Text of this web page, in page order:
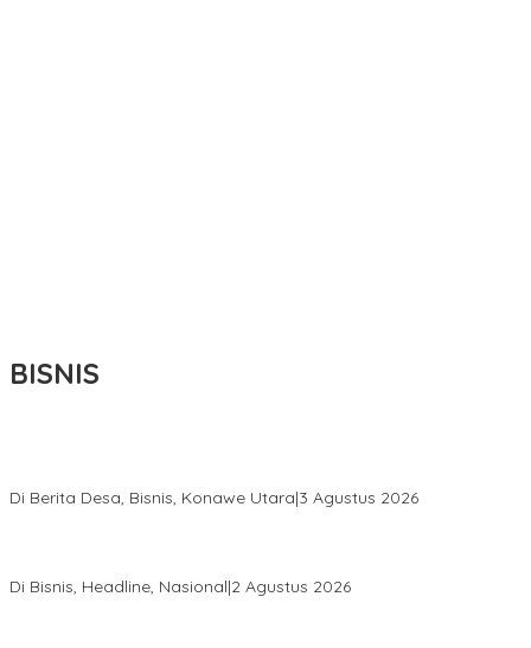
BISNIS
Di Berita Desa, Bisnis, Konawe Utara|3 Agustus 2026
Di Bisnis, Headline, Nasional|2 Agustus 2026